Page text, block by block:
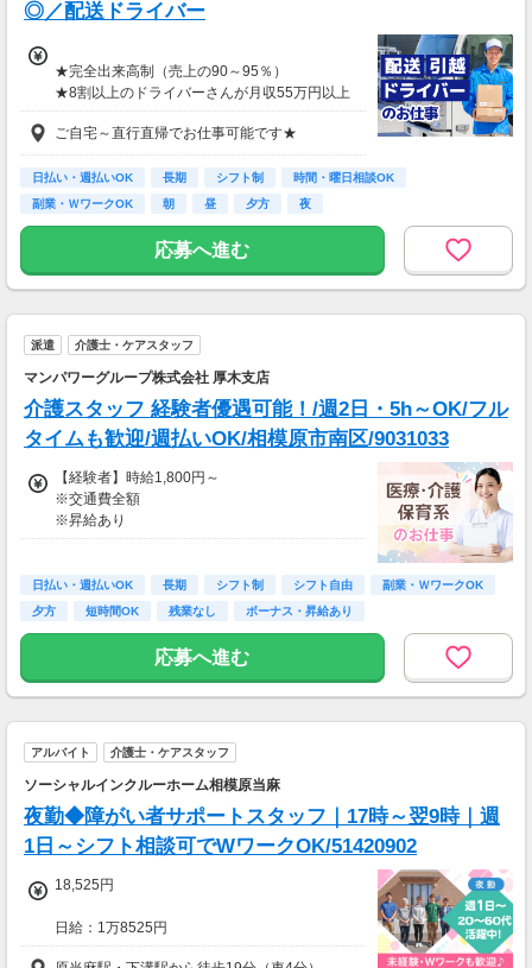
◎／配送ドライバー
★完全出来高制（売上の90～95％）
★8割以上のドライバーさんが月収55万円以上
★支度金5～25万円補助あり（規定有）
★選べる入社祝い金アリ
⇒「初回稼働1か月後に3万円」or「1年後に10
万円」or「2年後に20万円」選べます！
ご都合にあわせてルートや個数は調整可能！
※1日2万円保証の案件もあり！
＊現金手渡し・日払いご相談OK
＊前払い制度あり（稼働分のみ）
【日収例】
1万9000円
【月額報酬例】
売上65万2800円(1個160円×170個×24日)×90％
※上記は一例です。
ご自宅～直行直帰でお仕事可能です★
日払い・週払いOK 長期 シフト制
時間・曜日相談OK
副業・ＷワークOK
朝 昼 夕方 夜
応募へ進む
派遣 介護士・ケアスタッフ
マンパワーグループ株式会社 厚木支店
介護スタッフ 経験者優遇可能！/週2日・5h～OK/フル
タイムも歓迎/週払いOK/相模原市南区/9031033
【経験者】時給1,800円～
※交通費全額
※昇給あり
◎日勤／経験者の場合
・日収(1,800*8)円（時給1,800円×8h）
※資格手当あり（時給50円～UP/資格の種類に
よって異なる）
支払方法：週払い
※週払いOK（規定あり）
→金曜日締め最短翌週火曜日にお給料GET♪
（稼働開始時は手続き完了次第となります）
※車・バイク通勤に関して施設により異なる場
日払い・週払いOK 長期 シフト制 シフト自由
副業・ＷワークOK
夕方
短時間OK 残業なし ボーナス・昇給あり
応募へ進む
アルバイト 介護士・ケアスタッフ
ソーシャルインクルーホーム相模原当麻
夜勤◆障がい者サポートスタッフ｜17時～翌9時｜週
1日～シフト相談可でWワークOK/51420902
18,525円
日給：1万8525円
※深夜割増賃金含む